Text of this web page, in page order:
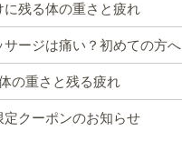
に残る体の重さと疲れ
サージは痛い？初めての方へ
の重さと残る疲れ
定クーポンのお知らせ